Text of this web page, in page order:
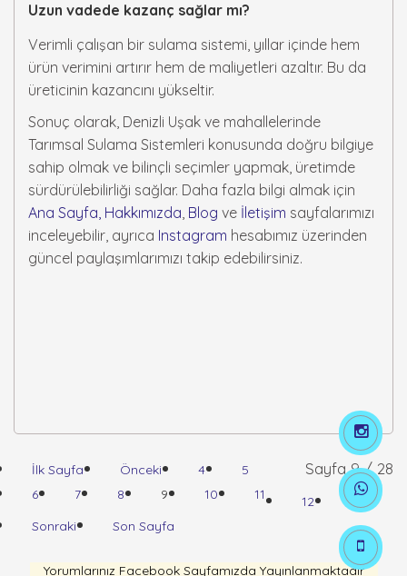
Uzun vadede kazanç sağlar mı?
Verimli çalışan bir sulama sistemi, yıllar içinde hem
ürün verimini artırır hem de maliyetleri azaltır. Bu da
üreticinin kazancını yükseltir.
Sonuç olarak, Denizli Uşak ve mahallelerinde
Tarımsal Sulama Sistemleri konusunda doğru bilgiye
sahip olmak ve bilinçli seçimler yapmak, üretimde
sürdürülebilirliği sağlar. Daha fazla bilgi almak için
Ana Sayfa, Hakkımızda, Blog ve İletişim sayfalarımızı
inceleyebilir, ayrıca Instagram hesabımız üzerinden
güncel paylaşımlarımızı takip edebilirsiniz.
Sayfa 9 / 28
İlk Sayfa Önceki 4
5
6
7 8 9 10 11 12
13
Sonraki
Son Sayfa
Yorumlarınız Facebook Sayfamızda Yayınlanmaktadır